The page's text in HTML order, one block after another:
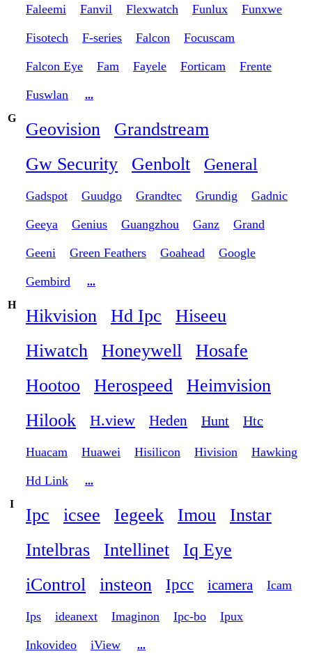
Faleemi Fanvil Flexwatch Funlux Funxwe
Fisotech F-series Falcon Focuscam
Falcon Eye Fam Fayele Forticam Frente
Fuswlan
...
G
Geovision
Grandstream
Gw Security
Genbolt General
Gadspot Guudgo Grandtec Grundig Gadnic
Geeya Genius Guangzhou Ganz Grand
Geeni Green Feathers Goahead Google
Gembird
...
H
Hikvision Hd Ipc
Hiseeu
Hiwatch
Honeywell
Hosafe
Hootoo
Herospeed
Heimvision
Hilook
H.view Heden Hunt Htc
Huacam Huawei Hisilicon Hivision Hawking
Hd Link
...
I
Ipc icsee Iegeek Imou
Instar
Intelbras
Intellinet
Iq Eye
iControl
insteon Ipcc icamera Icam
Ips ideanext Imaginon Ipc-bo Ipux
Inkovideo iView ...